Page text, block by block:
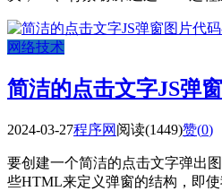
网络技术
简洁的点击文字JS弹
2024-03-27程序网 阅读(1449)赞(0)
要创建一个简洁的点击文字弹出
些HTML来定义弹窗的结构，即